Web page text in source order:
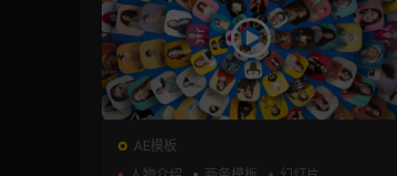
AE模板